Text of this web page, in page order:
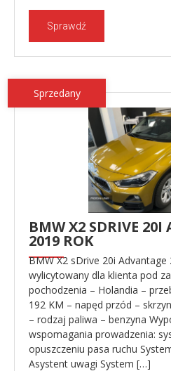
Sprawdź
Sprzedany
BMW X2 SDRIVE 20I
2019 ROK
BMW X2 sDrive 20i
wylicytowany dla klienta pod
pochodzenia – Holandia –
192 KM – napęd przód –
– rodzaj paliwa – benzyna
wspomagania prowadzenia:
opuszczeniu pasa ruchu
Asystent uwagi System […]